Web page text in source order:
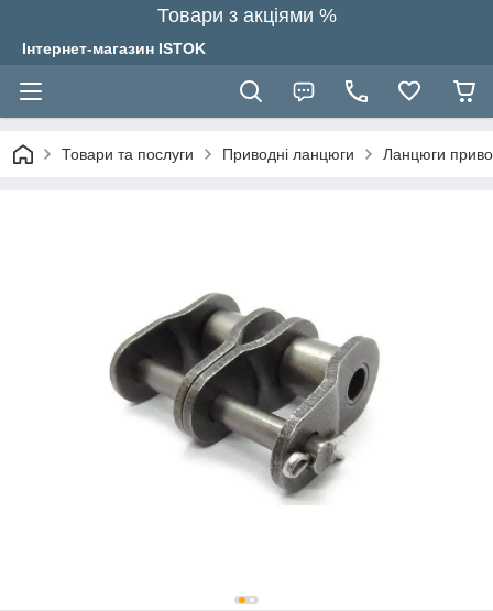
Товари з акціями %
Інтернет-магазин ISTOK
Товари та послуги Приводні ланцюги Ланцюги